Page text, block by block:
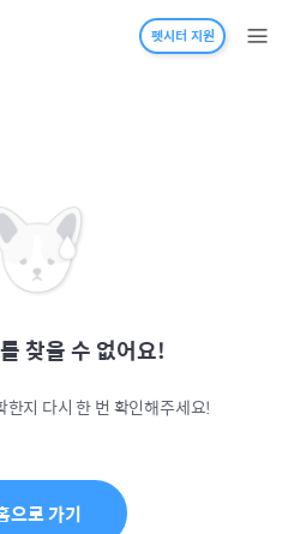
펫시터 지원
찾을 수 없어요!
한지 다시 한 번 확인해주세요!
으로 가기